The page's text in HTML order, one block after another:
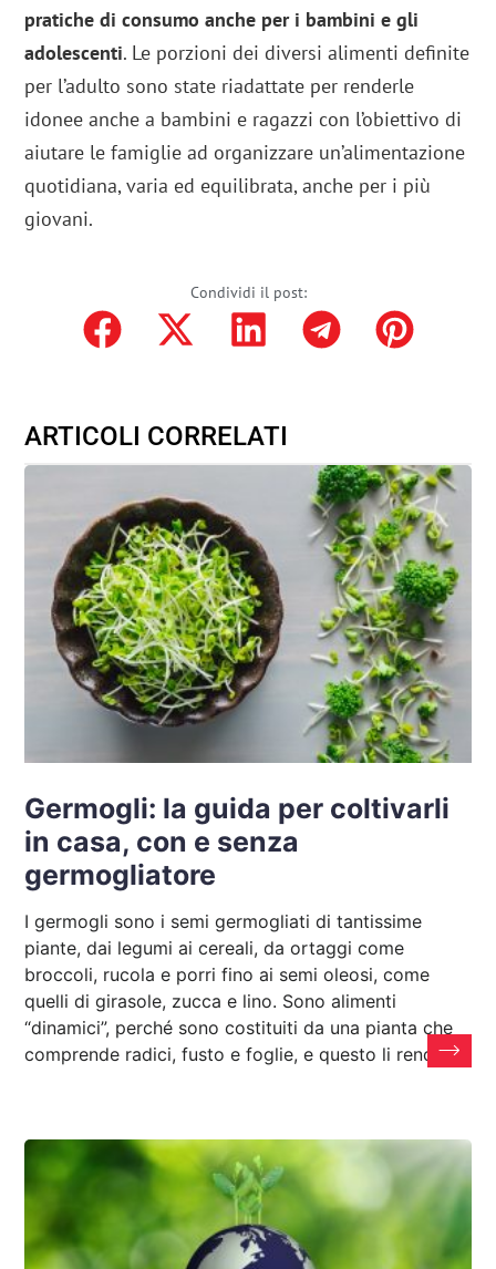
pratiche di consumo anche per i bambini e gli
adolescenti. Le porzioni dei diversi alimenti definite
per l’adulto sono state riadattate per renderle
idonee anche a bambini e ragazzi con l’obiettivo di
aiutare le famiglie ad organizzare un’alimentazione
quotidiana, varia ed equilibrata, anche per i più
giovani.
Condividi il post:
ARTICOLI CORRELATI
Germogli: la guida per coltivarli
in casa, con e senza
germogliatore
I germogli sono i semi germogliati di tantissime
piante, dai legumi ai cereali, da ortaggi come
broccoli, rucola e porri fino ai semi oleosi, come
quelli di girasole, zucca e lino. Sono alimenti
“dinamici”, perché sono costituiti da una pianta che
comprende radici, fusto e foglie, e questo li rende